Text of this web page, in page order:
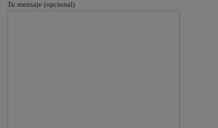
Tu mensaje (opcional)